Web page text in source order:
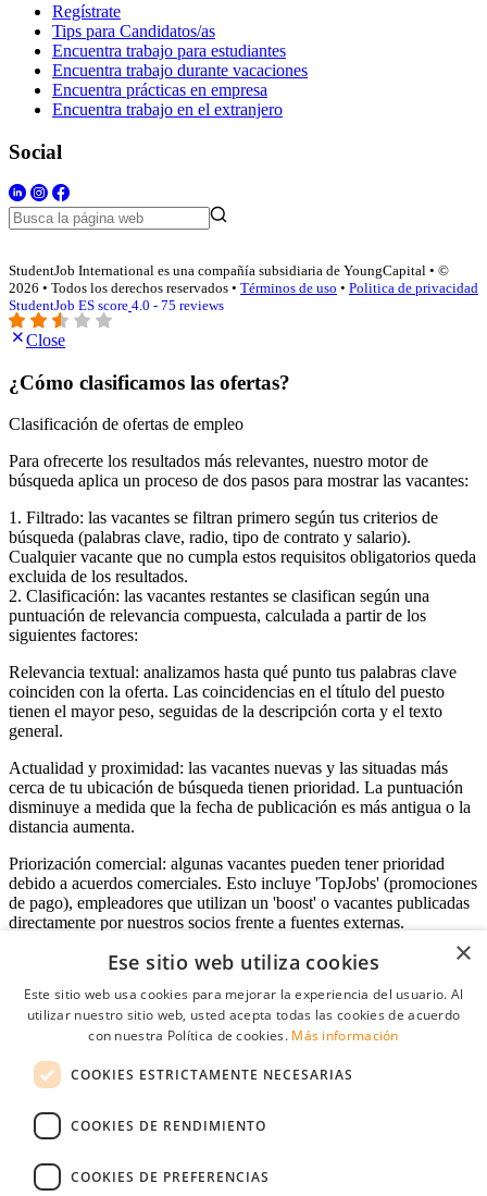
Regístrate
Tips para Candidatos/as
Encuentra trabajo para estudiantes
Encuentra trabajo durante vacaciones
Encuentra prácticas en empresa
Encuentra trabajo en el extranjero
Social
StudentJob International es una compañía subsidiaria de YoungCapital • ©
2026 • Todos los derechos reservados • Términos de uso • Politica de privacidad
StudentJob ES score 4.0 - 75 reviews
Close
¿Cómo clasificamos las ofertas?
Clasificación de ofertas de empleo
Para ofrecerte los resultados más relevantes, nuestro motor de
búsqueda aplica un proceso de dos pasos para mostrar las vacantes:
1. Filtrado: las vacantes se filtran primero según tus criterios de
búsqueda (palabras clave, radio, tipo de contrato y salario).
Cualquier vacante que no cumpla estos requisitos obligatorios queda
excluida de los resultados.
2. Clasificación: las vacantes restantes se clasifican según una
puntuación de relevancia compuesta, calculada a partir de los
siguientes factores:
Relevancia textual: analizamos hasta qué punto tus palabras clave
coinciden con la oferta. Las coincidencias en el título del puesto
tienen el mayor peso, seguidas de la descripción corta y el texto
general.
Actualidad y proximidad: las vacantes nuevas y las situadas más
cerca de tu ubicación de búsqueda tienen prioridad. La puntuación
disminuye a medida que la fecha de publicación es más antigua o la
distancia aumenta.
Priorización comercial: algunas vacantes pueden tener prioridad
debido a acuerdos comerciales. Esto incluye 'TopJobs' (promociones
de pago), empleadores que utilizan un 'boost' o vacantes publicadas
directamente por nuestros socios frente a fuentes externas.
Acceso empresas
Contraseña
Recordarme
Conectarse
×
Ese sitio web utiliza cookies
Este sitio web usa cookies para mejorar la experiencia del usuario. Al
utilizar nuestro sitio web, usted acepta todas las cookies de acuerdo
con nuestra Política de cookies. Más información
COOKIES ESTRICTAMENTE NECESARIAS
COOKIES DE RENDIMIENTO
COOKIES DE PREFERENCIAS